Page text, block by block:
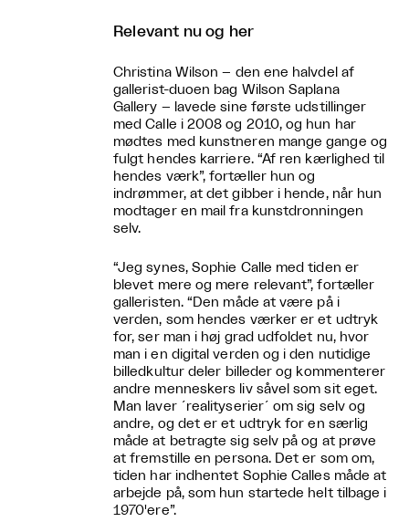
Relevant nu og her
Christina Wilson – den ene halvdel af
gallerist-duoen bag Wilson Saplana
Gallery – lavede sine første udstillinger
med Calle i 2008 og 2010, og hun har
mødtes med kunstneren mange gange og
fulgt hendes karriere. “Af ren kærlighed til
hendes værk”, fortæller hun og
indrømmer, at det gibber i hende, når hun
modtager en mail fra kunstdronningen
selv.
“Jeg synes, Sophie Calle med tiden er
blevet mere og mere relevant”, fortæller
galleristen. “Den måde at være på i
verden, som hendes værker er et udtryk
for, ser man i høj grad udfoldet nu, hvor
man i en digital verden og i den nutidige
billedkultur deler billeder og kommenterer
andre menneskers liv såvel som sit eget.
Man laver ´realityserier´ om sig selv og
andre, og det er et udtryk for en særlig
måde at betragte sig selv på og at prøve
at fremstille en persona. Det er som om,
tiden har indhentet Sophie Calles måde at
arbejde på, som hun startede helt tilbage i
1970'ere”.